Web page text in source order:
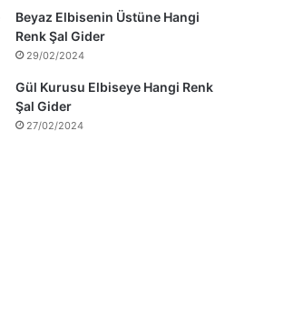
Beyaz Elbisenin Üstüne Hangi
Renk Şal Gider
29/02/2024
Gül Kurusu Elbiseye Hangi Renk
Şal Gider
27/02/2024